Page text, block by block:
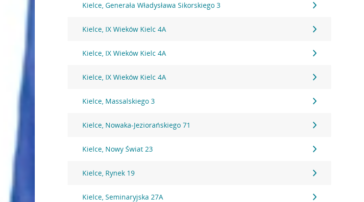
Kielce, Generała Władysława Sikorskiego 3
Kielce, IX Wieków Kielc 4A
Kielce, IX Wieków Kielc 4A
Kielce, IX Wieków Kielc 4A
Kielce, Massalskiego 3
Kielce, Nowaka-Jeziorańskiego 71
Kielce, Nowy Świat 23
Kielce, Rynek 19
Kielce, Seminaryjska 27A